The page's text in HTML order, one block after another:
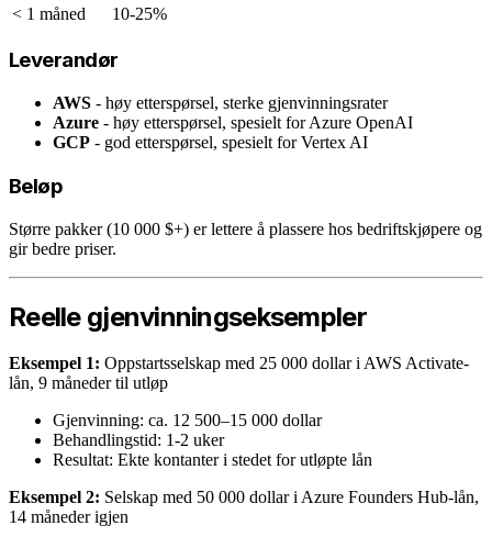
< 1 måned
10-25%
Leverandør
AWS - høy etterspørsel, sterke gjenvinningsrater
Azure - høy etterspørsel, spesielt for Azure OpenAI
GCP - god etterspørsel, spesielt for Vertex AI
Beløp
Større pakker (10 000 $+) er lettere å plassere hos bedriftskjøpere og
gir bedre priser.
Reelle gjenvinningseksempler
Eksempel 1: Oppstartsselskap med 25 000 dollar i AWS Activate-
lån, 9 måneder til utløp
Gjenvinning: ca. 12 500–15 000 dollar
Behandlingstid: 1-2 uker
Resultat: Ekte kontanter i stedet for utløpte lån
Eksempel 2: Selskap med 50 000 dollar i Azure Founders Hub-lån,
14 måneder igjen